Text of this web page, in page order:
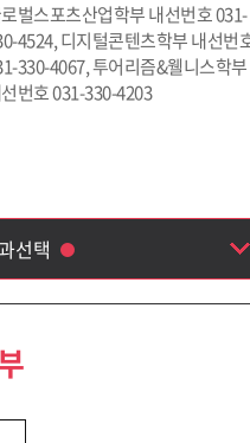
벌스포츠산업학부 내선번호 031-
4524, 디지털콘텐츠학부 내선번
330-4067, 투어리즘&웰니스학부
번호 031-330-4203
선택
츠산업학부
웰니스학부